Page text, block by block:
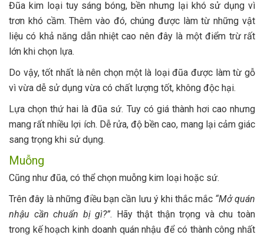
Đũa kim loại tuy sáng bóng, bền nhưng lại khó sử dụng vì
trơn khó cầm. Thêm vào đó, chúng được làm từ những vật
liệu có khả năng dẫn nhiệt cao nên đây là một điểm trừ rất
lớn khi chọn lựa.
Do vậy, tốt nhất là nên chọn một là loại đũa được làm từ gỗ
vì vừa dễ sử dụng vừa có chất lượng tốt, không độc hại.
Lựa chọn thứ hai là đũa sứ. Tuy có giá thành hơi cao nhưng
mang rất nhiều lợi ích. Dễ rửa, độ bền cao, mang lại cảm giác
sang trọng khi sử dụng.
Muỗng
Cũng như đũa, có thể chọn muỗng kim loại hoặc sứ.
Trên đây là những điều bạn cần lưu ý khi thắc mắc “Mở quán
nhậu cần chuẩn bị gì?”. Hãy thật thận trọng và chu toàn
trong kế hoạch kinh doanh quán nhậu để có thành công nhất